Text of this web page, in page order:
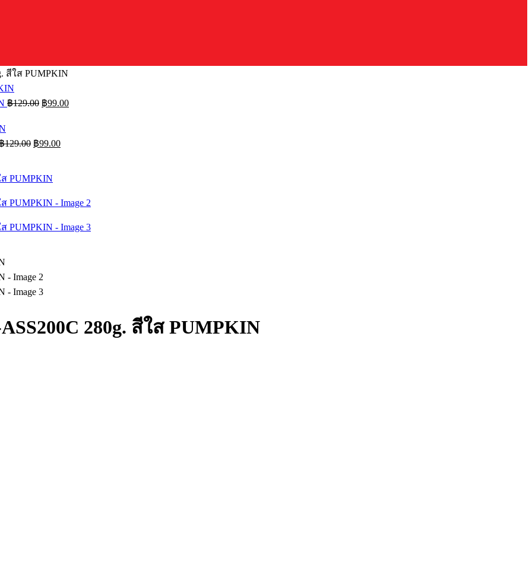
สีใส PUMPKIN
฿129.00 Original
price
฿99.00Current
price
129.00 Original
price
฿129.00.
฿99.00Current
price
280g. สีใส PUMPKIN